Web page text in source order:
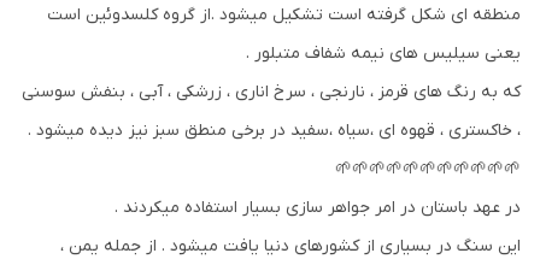
منطقه ای شکل گرفته است تشکیل میشود .از گروه کلسدوئین است
یعنی سیلیس های نیمه شفاف متبلور .
که به رنگ های قرمز ، نارنجی ، سرخ اناری ، زرشکی ، آبی ، بنفش سوسنی
، خاکستری ، قهوه ای ،سیاه ،سفید در برخی منطق سبز نیز دیده میشود .
🌱🌱🌱🌱🌱🌱🌱🌱🌱🌱🌱
در عهد باستان در امر جواهر سازی بسیار استفاده میکردند .
این سنگ در بسیاری از کشورهای دنیا یافت میشود . از جمله یمن ،